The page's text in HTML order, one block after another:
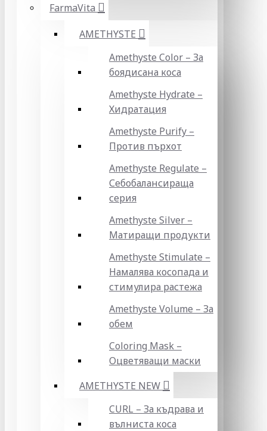
FarmaVita
AMETHYSTE
Amethyste Color – За
боядисана коса
Amethyste Hydrate –
Хидратация
Amethyste Purify –
Против пърхот
Amethyste Regulate –
Себобалансираща
серия
Amethyste Silver –
Матиращи продукти
Amethyste Stimulate –
Намалява косопада и
стимулира растежа
Amethyste Volume – За
обем
Coloring Mask –
Оцветяващи маски
AMETHYSTE NEW
CURL – За къдрава и
вълниста коса